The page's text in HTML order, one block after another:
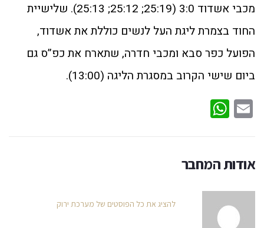
מכבי אשדוד 3:0 (25:19; 25:12; 25:13). שלישיית
החוד בצמרת ליגת העל לנשים כוללת את אשדוד,
הפועל כפר סבא ומכבי חדרה, שתארח את כפ”ס גם
ביום שישי הקרוב במסגרת הליגה (13:00).
Email
אודות המחבר
להציג את כל הפוסטים של מערכת ירוק